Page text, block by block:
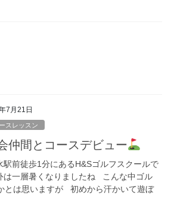
7月21日
スレッスン
仲間とコースデビュー
前徒歩1分にあるH&Sゴルフスクールで
一層暑くなりましたね こんな中ゴル
とは思いますが 初めから汗かいて遊ぼ